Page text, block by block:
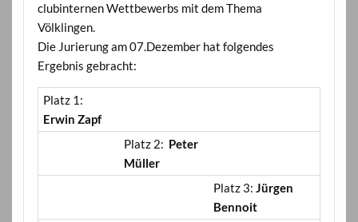
clubinternen Wettbewerbs mit dem Thema
Völklingen.
Die Jurierung am 07.Dezember hat folgendes
Ergebnis gebracht:
Platz 1:
Erwin Zapf
Platz 2: Peter
Müller
Platz 3: Jürgen
Bennoit